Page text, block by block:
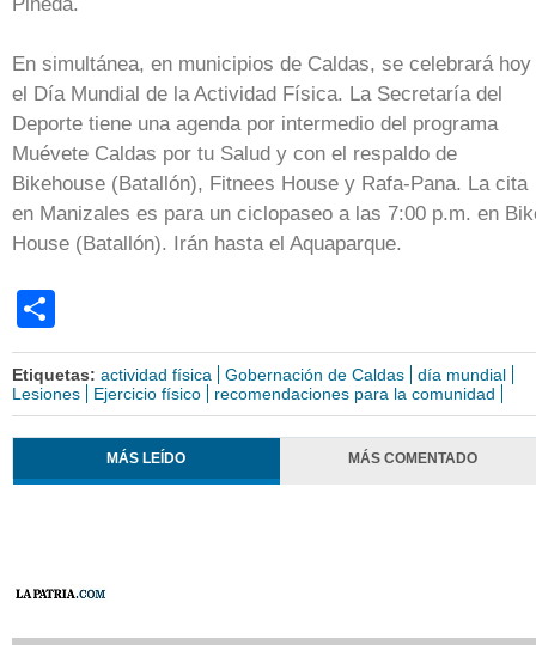
En simultánea, en municipios de Caldas, se celebrará hoy
el Día Mundial de la Actividad Física. La Secretaría del
Deporte tiene una agenda por intermedio del programa
Muévete Caldas por tu Salud y con el respaldo de
Bikehouse (Batallón), Fitnees House y Rafa-Pana. La cita
en Manizales es para un ciclopaseo a las 7:00 p.m. en
House (Batallón). Irán hasta el Aquaparque.
Etiquetas: actividad física Gobernación de Caldas
día mundial
Lesiones
Ejercicio físico recomendaciones para la comunidad
MÁS LEÍDO MÁS COMENTADO